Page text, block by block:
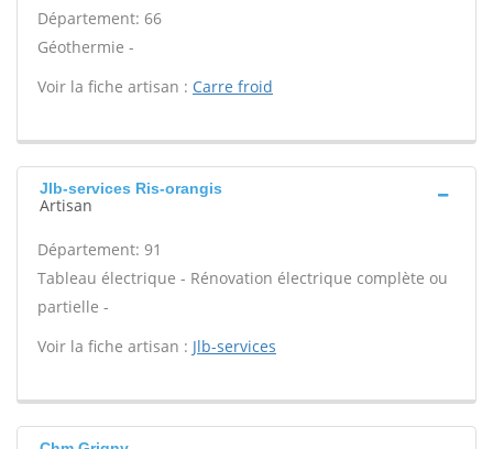
Département: 66
Géothermie -
Voir la fiche artisan : Carre froid
Jlb-services Ris-orangis
Artisan
Département: 91
Tableau électrique - Rénovation électrique complète ou
partielle -
Voir la fiche artisan : Jlb-services